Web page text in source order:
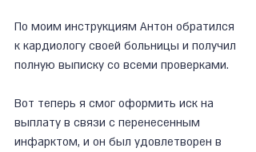
По моим инструкциям Антон обратился
к кардиологу своей больницы и получил
полную выписку со всеми проверками.
Вот теперь я смог оформить иск на
выплату в связи с перенесенным
инфарктом, и он был удовлетворен в